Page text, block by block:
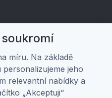
míru. Na základě
jeho
relevantní nabídky a
„Akceptuji“